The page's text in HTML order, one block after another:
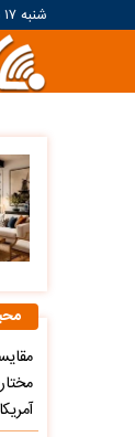
شنبه ۱۷ مرداد ۱۴۰۵